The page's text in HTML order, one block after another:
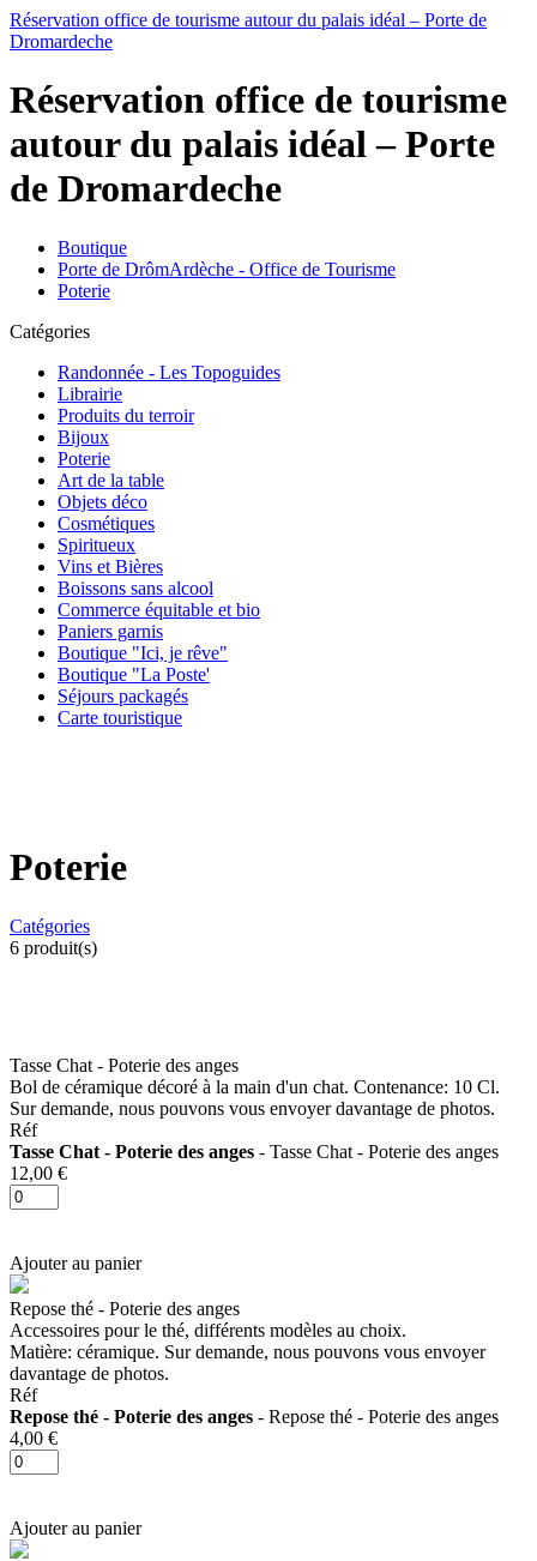
Réservation office de tourisme autour du palais idéal – Porte de
Dromardeche
Réservation office de tourisme
autour du palais idéal – Porte
de Dromardeche
Boutique
Porte de DrômArdèche - Office de Tourisme
Poterie
Catégories
Randonnée - Les Topoguides
Librairie
Produits du terroir
Bijoux
Poterie
Art de la table
Objets déco
Cosmétiques
Spiritueux
Vins et Bières
Boissons sans alcool
Commerce équitable et bio
Paniers garnis
Boutique "Ici, je rêve"
Boutique "La Poste'
Séjours packagés
Carte touristique
Poterie
Catégories
6 produit(s)
Tasse Chat - Poterie des anges
Bol de céramique décoré à la main d'un chat. Contenance: 10 Cl.
Sur demande, nous pouvons vous envoyer davantage de photos.
Réf
Tasse Chat - Poterie des anges - Tasse Chat - Poterie des anges
12,00 €
Ajouter au panier
Repose thé - Poterie des anges
Accessoires pour le thé, différents modèles au choix.
Matière: céramique. Sur demande, nous pouvons vous envoyer
davantage de photos.
Réf
Repose thé - Poterie des anges - Repose thé - Poterie des anges
4,00 €
Ajouter au panier